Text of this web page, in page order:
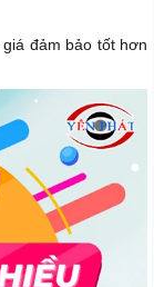
đảm bảo tốt hơn